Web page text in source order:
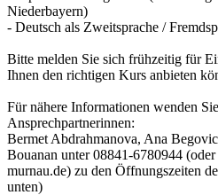
Niederbayern)
- Deutsch als Zweitsprache /
Bitte melden Sie sich frühzeitig für
Ihnen den richtigen Kurs anbieten
Für nähere Informationen wenden
Ansprechpartnerinnen:
Bermet Abdrahmanova, Ana
Bouanan unter 08841-6780944
murnau.de) zu den Öffnungszeiten
unten)